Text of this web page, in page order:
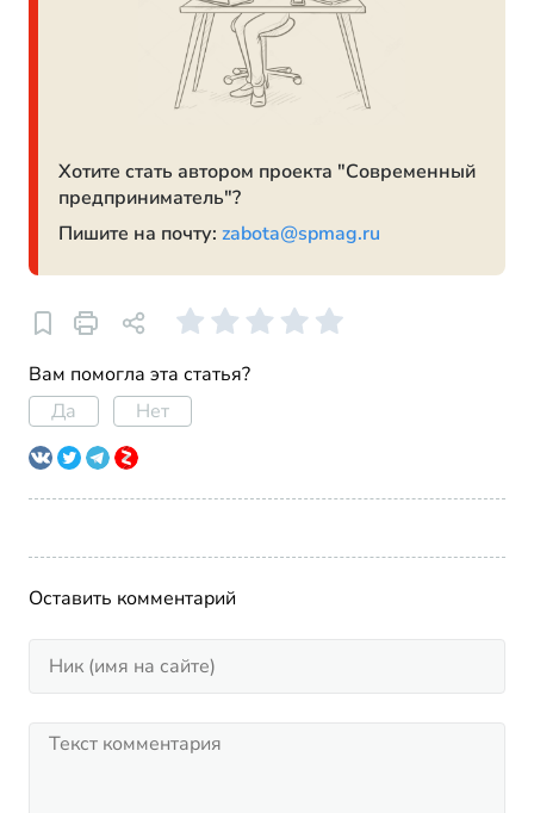
Хотите стать автором проекта "Современный
предприниматель"?
Пишите на почту: zabota@spmag.ru
Вам помогла эта статья?
Да
Нет
Оставить комментарий